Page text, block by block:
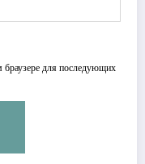
для последующих